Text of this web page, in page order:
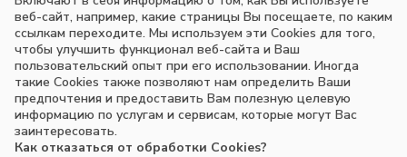
веб-сайт, например, какие страницы Вы посещаете, по каким
ссылкам переходите. Мы используем эти Cookies для того,
чтобы улучшить функционал веб-сайта и Ваш
пользовательский опыт при его использовании. Иногда
такие Cookies также позволяют нам определить Ваши
предпочтения и предоставить Вам полезную целевую
информацию по услугам и сервисам, которые могут Вас
заинтересовать.
Как отказаться от обработки Сookies?